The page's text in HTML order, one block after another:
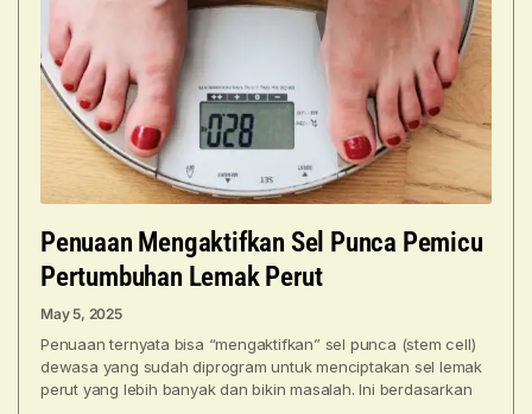
Penuaan Mengaktifkan Sel Punca Pemicu
Pertumbuhan Lemak Perut
May 5, 2025
Penuaan ternyata bisa “mengaktifkan” sel punca (stem cell)
dewasa yang sudah diprogram untuk menciptakan sel lemak
perut yang lebih banyak dan bikin masalah. Ini berdasarkan